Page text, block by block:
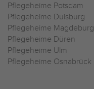
Pflegeheime Potsdam
Pflegeheime Duisburg
Pflegeheime Magdeburg
Pflegeheime Düren
Pflegeheime Ulm
Pflegeheime Osnabrück